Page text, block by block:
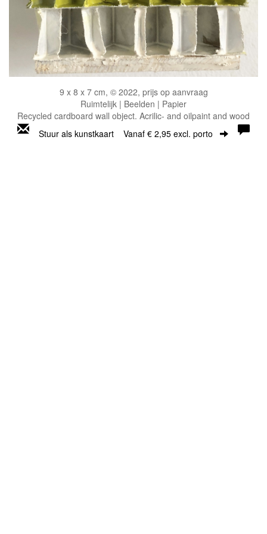
9 x 8 x 7 cm, © 2022, prijs op aanvraag
Ruimtelijk | Beelden | Papier
Recycled cardboard wall object. Acrilic- and oilpaint and wood
Stuur als kunstkaart Vanaf € 2,95 excl. porto